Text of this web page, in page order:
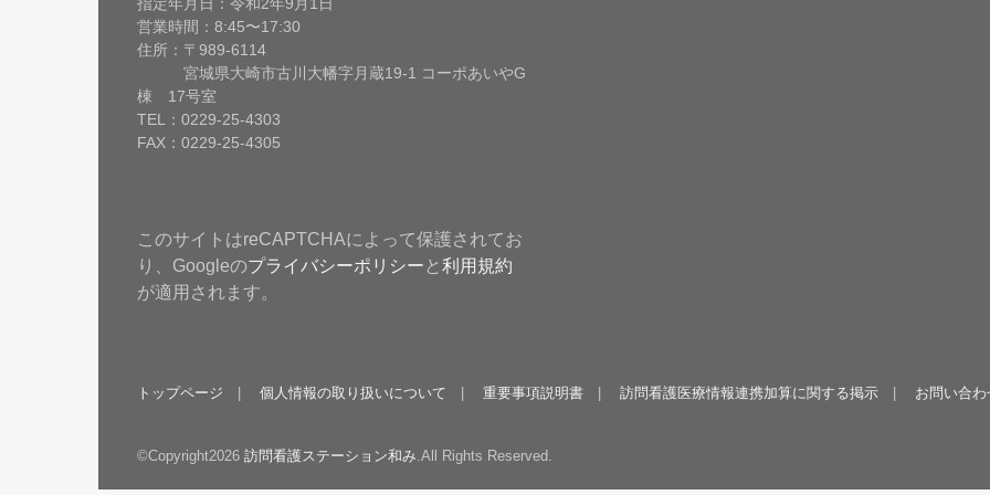
指定年月日：令和2年9月1日
営業時間：8:45〜17:30
住所：〒989-6114
宮城県大崎市古川大幡字月蔵19-1 コーポあいやG
棟 17号室
TEL：0229-25-4303
FAX：0229-25-4305
このサイトはreCAPTCHAによって保護されてお
り、Googleのプライバシーポリシー と 利用規約
が適用されます。
トップページ 個人情報の取り扱いについて 重要事項説明書 訪問看護医療情報連携加算に関する掲示 お問い合わ
©Copyright2026 訪問看護ステーション和み.All Rights Reserved.